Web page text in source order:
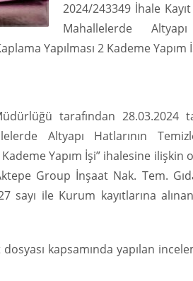
2024/243349 İhale
Mahallelerde
Yapılması 2 Kademe Yapım
tarafından 28.03.2024
Altyapı Hatlarının
Yapım İşi” ihalesine
Group İnşaat Nak. Tem.
sayı ile Kurum kayıtlarına
kapsamında yapılan